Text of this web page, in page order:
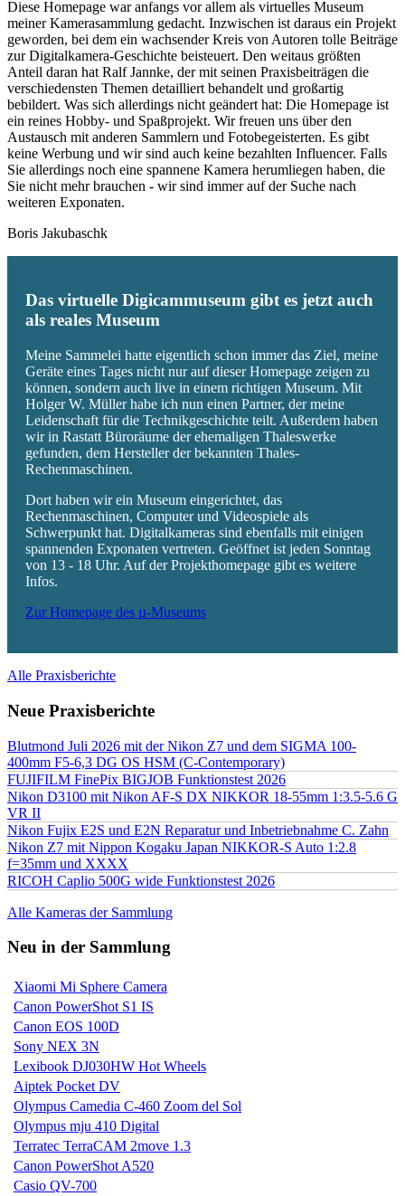
Diese Homepage war anfangs vor allem als virtuelles Museum
meiner Kamerasammlung gedacht. Inzwischen ist daraus ein Projekt
geworden, bei dem ein wachsender Kreis von Autoren tolle Beiträge
zur Digitalkamera-Geschichte beisteuert. Den weitaus größten
Anteil daran hat Ralf Jannke, der mit seinen Praxisbeiträgen die
verschiedensten Themen detailliert behandelt und großartig
bebildert. Was sich allerdings nicht geändert hat: Die Homepage ist
ein reines Hobby- und Spaßprojekt. Wir freuen uns über den
Austausch mit anderen Sammlern und Fotobegeisterten. Es gibt
keine Werbung und wir sind auch keine bezahlten Influencer. Falls
Sie allerdings noch eine spannene Kamera herumliegen haben, die
Sie nicht mehr brauchen - wir sind immer auf der Suche nach
weiteren Exponaten.
Boris Jakubaschk
Das virtuelle Digicammuseum gibt es jetzt auch
als reales Museum
Meine Sammelei hatte eigentlich schon immer das Ziel, meine
Geräte eines Tages nicht nur auf dieser Homepage zeigen zu
können, sondern auch live in einem richtigen Museum. Mit
Holger W. Müller habe ich nun einen Partner, der meine
Leidenschaft für die Technikgeschichte teilt. Außerdem haben
wir in Rastatt Büroräume der ehemaligen Thaleswerke
gefunden, dem Hersteller der bekannten Thales-
Rechenmaschinen.
Dort haben wir ein Museum eingerichtet, das
Rechenmaschinen, Computer und Videospiele als
Schwerpunkt hat. Digitalkameras sind ebenfalls mit einigen
spannenden Exponaten vertreten. Geöffnet ist jeden Sonntag
von 13 - 18 Uhr. Auf der Projekthomepage gibt es weitere
Infos.
Zur Homepage des µ-Museums
Alle Praxisberichte
Neue Praxisberichte
Blutmond Juli 2026 mit der Nikon Z7 und dem SIGMA 100-
400mm F5-6,3 DG OS HSM (C-Contemporary)
FUJIFILM FinePix BIGJOB Funktionstest 2026
Nikon D3100 mit Nikon AF-S DX NIKKOR 18-55mm 1:3.5-5.6 G
VR II
Nikon Fujix E2S und E2N Reparatur und Inbetriebnahme C. Zahn
Nikon Z7 mit Nippon Kogaku Japan NIKKOR-S Auto 1:2.8
f=35mm und XXXX
RICOH Caplio 500G wide Funktionstest 2026
Alle Kameras der Sammlung
Neu in der Sammlung
Xiaomi Mi Sphere Camera
Canon PowerShot S1 IS
Canon EOS 100D
Sony NEX 3N
Lexibook DJ030HW Hot Wheels
Aiptek Pocket DV
Olympus Camedia C-460 Zoom del Sol
Olympus mju 410 Digital
Terratec TerraCAM 2move 1.3
Canon PowerShot A520
Casio QV-700